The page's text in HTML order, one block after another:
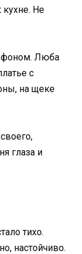
кухне. Не
Люба
с
на щеке
глаза и
тихо.
настойчиво.